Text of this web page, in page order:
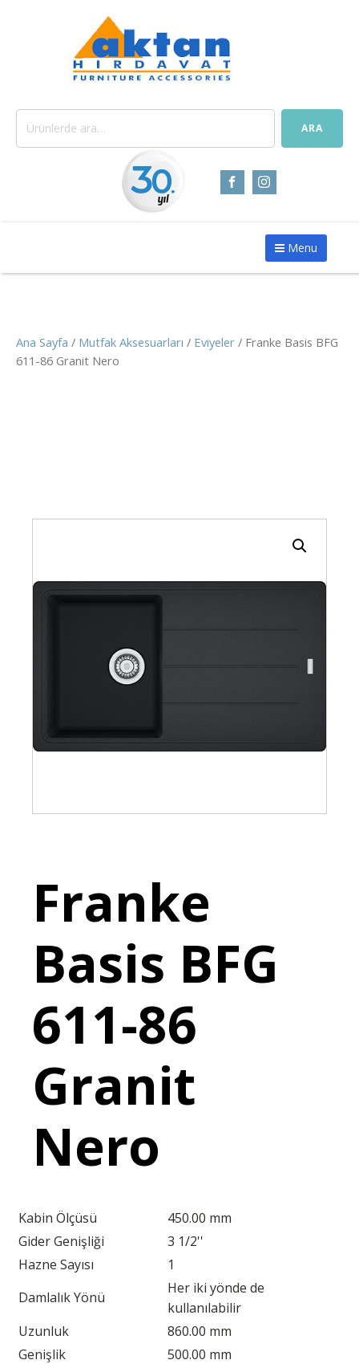
Ara: ARA
Menu
Ana Sayfa / Mutfak Aksesuarları / Eviyeler / Franke Basis BFG
611-86 Granit Nero
Franke
Basis BFG
611-86
Granit
Nero
Kabin Ölçüsü
450.00 mm
Gider Genişliği
3 1/2''
Hazne Sayısı
1
Damlalık Yönü
Her iki yönde de
kullanılabilir
Uzunluk
860.00 mm
Genişlik
500.00 mm